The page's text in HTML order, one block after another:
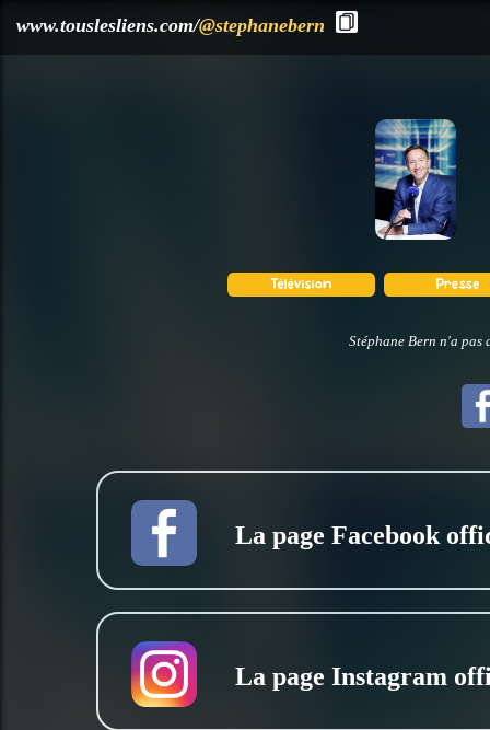
www.touslesliens.com/@stephanebern
Stéphane Bern n'a pas
La page Facebook
La page Instagram